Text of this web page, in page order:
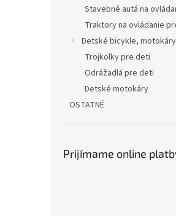
Stavebné autá na
Traktory na ovládanie
Detské bicykle,
Trojkolky pre deti
Odrážadlá pre deti
Detské motokáry
OSTATNÉ
Prijímame online